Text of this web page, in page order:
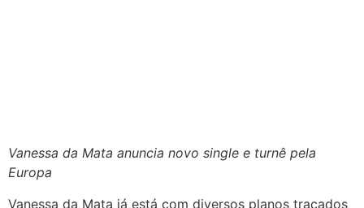
Vanessa da Mata anuncia novo single e turnê pela
Europa
Vanessa da Mata já está com diversos planos traçados